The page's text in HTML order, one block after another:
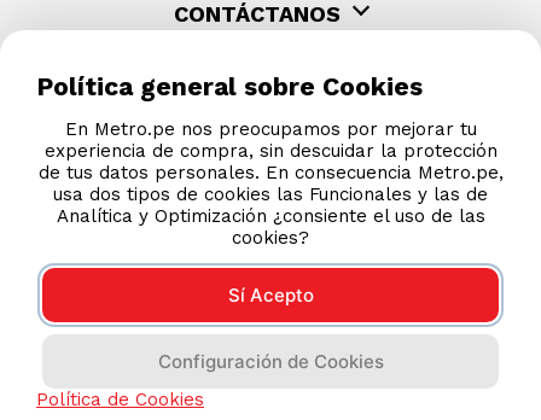
CONTÁCTANOS
COMPRAS 100% SEGURAS
Esta tienda usa Niubiz para realizar transacciones
electrónicas.
Política general sobre Cookies
En Metro.pe nos preocupamos por mejorar tu
experiencia de compra, sin descuidar la protección
de tus datos personales. En consecuencia Metro.pe,
usa dos tipos de cookies las Funcionales y las de
Analítica y Optimización ¿consiente el uso de las
cookies?
Sí Acepto
Configuración de Cookies
Política de Cookies